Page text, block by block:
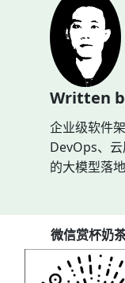
Written
企业级软件
DevOps、
的大模型落地
微信赏杯奶